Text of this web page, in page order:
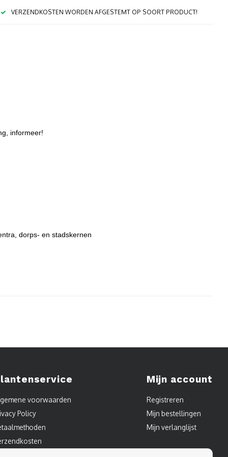
VERZENDKOSTEN WORDEN AFGESTEMT OP SOORT PRODUCT!
informeer!
dorps- en stadskernen
voorwaarden
Policy
Mijn account
Registreren
Mijn bestellingen
Mijn verlanglijst